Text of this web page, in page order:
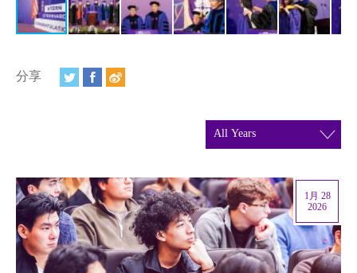
新闻简报
联系方式
支持我们
分享
1月 28
2026